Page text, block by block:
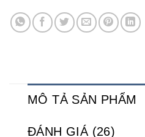
MÔ TẢ SẢN PHẨM
ĐÁNH GIÁ (26)